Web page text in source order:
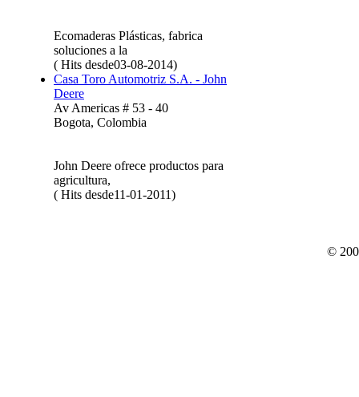
Ecomaderas Plásticas, fabrica
soluciones a la
( Hits desde03-08-2014)
Casa Toro Automotriz S.A. - John
Deere
Av Americas # 53 - 40
Bogota, Colombia
John Deere ofrece productos para
agricultura,
( Hits desde11-01-2011)
©